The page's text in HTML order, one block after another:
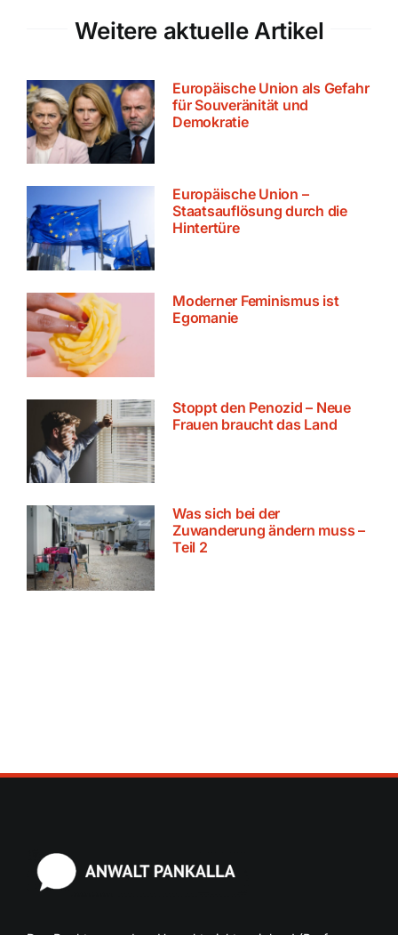
Weitere aktuelle Artikel
Europäische Union als Gefahr
für Souveränität und
Demokratie
Europäische Union –
Staatsauflösung durch die
Hintertüre
Moderner Feminismus ist
Egomanie
Stoppt den Penozid – Neue
Frauen braucht das Land
Was sich bei der
Zuwanderung ändern muss –
Teil 2